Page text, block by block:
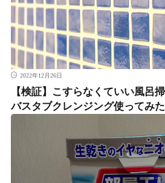
2022年12月26日
【検証】こすらなくていい風呂
バスタブクレンジング使ってみた